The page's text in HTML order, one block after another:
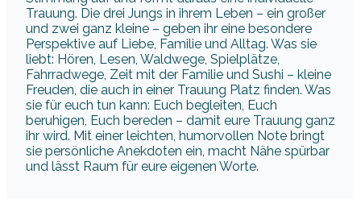
Trauung. Die drei Jungs in ihrem Leben – ein großer
und zwei ganz kleine – geben ihr eine besondere
Perspektive auf Liebe, Familie und Alltag. Was sie
liebt: Hören, Lesen, Waldwege, Spielplätze,
Fahrradwege, Zeit mit der Familie und Sushi – kleine
Freuden, die auch in einer Trauung Platz finden. Was
sie für euch tun kann: Euch begleiten, Euch
beruhigen, Euch bereden – damit eure Trauung ganz
ihr wird. Mit einer leichten, humorvollen Note bringt
sie persönliche Anekdoten ein, macht Nähe spürbar
und lässt Raum für eure eigenen Worte.